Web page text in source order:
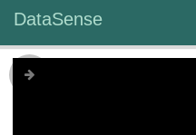
DataSense